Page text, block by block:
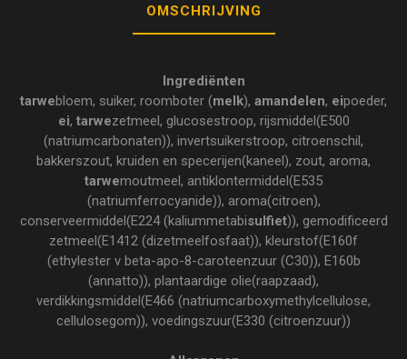
OMSCHRIJVING
Ingrediënten
tarwebloem, suiker, roomboter (melk), amandelen, eipoeder,
ei, tarwezetmeel, glucosestroop, rijsmiddel(E500
(natriumcarbonaten)), invertsuikerstroop, citroenschil,
bakkerszout, kruiden en specerijen(kaneel), zout, aroma,
tarwemoutmeel, antiklontermiddel(E535
(natriumferrocyanide)), aroma(citroen),
conserveermiddel(E224 (kaliummetabisulfiet)), gemodificeerd
zetmeel(E1412 (dizetmeelfosfaat)), kleurstof(E160f
(ethylester v beta-apo-8-caroteenzuur (C30)), E160b
(annatto)), plantaardige olie(raapzaad),
verdikkingsmiddel(E466 (natriumcarboxymethylcellulose,
cellulosegom)), voedingszuur(E330 (citroenzuur))